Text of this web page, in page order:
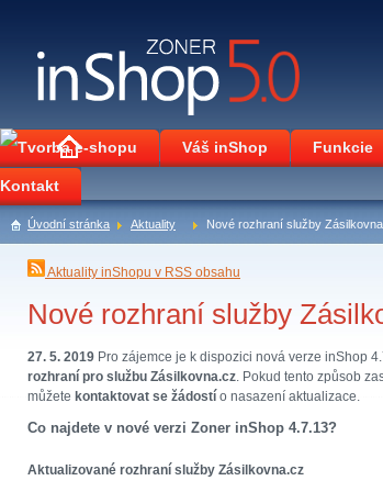
Váš inShop Funkcie
Kontakt
Úvodní stránka Aktuality Nové rozhraní služby
Aktuality inShopu v RSS obsahu
Nové rozhraní služby
27. 5. 2019 Pro zájemce je k dispozici nová verze inShop
rozhraní pro službu Zásilkovna.cz. Pokud tento způsob
můžete kontaktovat se žádostí o nasazení aktualizace.
Co najdete v nové verzi Zoner inShop 4.7.13?
Aktualizované rozhraní služby Zásilkovna.cz